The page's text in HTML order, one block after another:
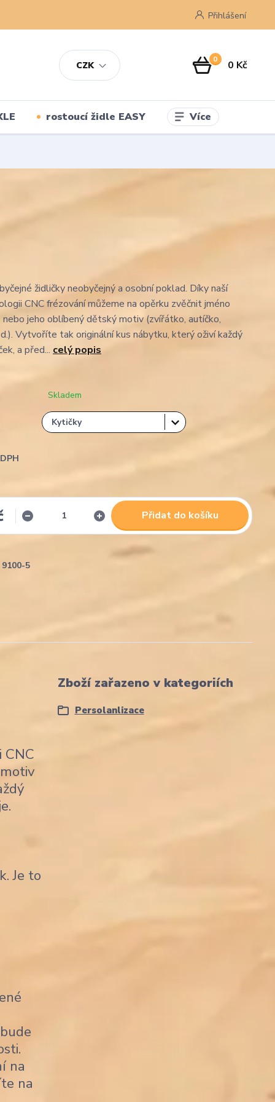
CZK
Přihlášení
0 0 Kč
rostoucí židle EASY Více
židličky neobyčejný a osobní poklad. Díky naší
CNC frézování můžeme na opěrku zvěčnit jméno
jeho oblíbený dětský motiv (zvířátko, autíčko,
Vytvoříte tak originální kus nábytku, který oživí každý
a před... celý popis
Skladem
Přidat do košíku
9100-5
Je to
na
na
Zboží zařazeno v kategoriích
Persolanlizace